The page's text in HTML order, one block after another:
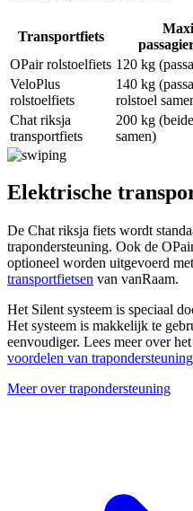
Transportfiets
OPair rolstoelfiets 120 kg
VeloPlus
rolstoelfiets
140 kg
rolstoel
Chat riksja
transportfiets
200 kg
samen)
Elektrische
De Chat riksja fiets wordt
trapondersteuning. Ook de
optioneel worden uitgevoerd
transportfietsen van vanRaam.
Het Silent systeem is speciaal
Het systeem is makkelijk te
eenvoudiger. Lees meer over
voordelen van
Meer over trapondersteuning